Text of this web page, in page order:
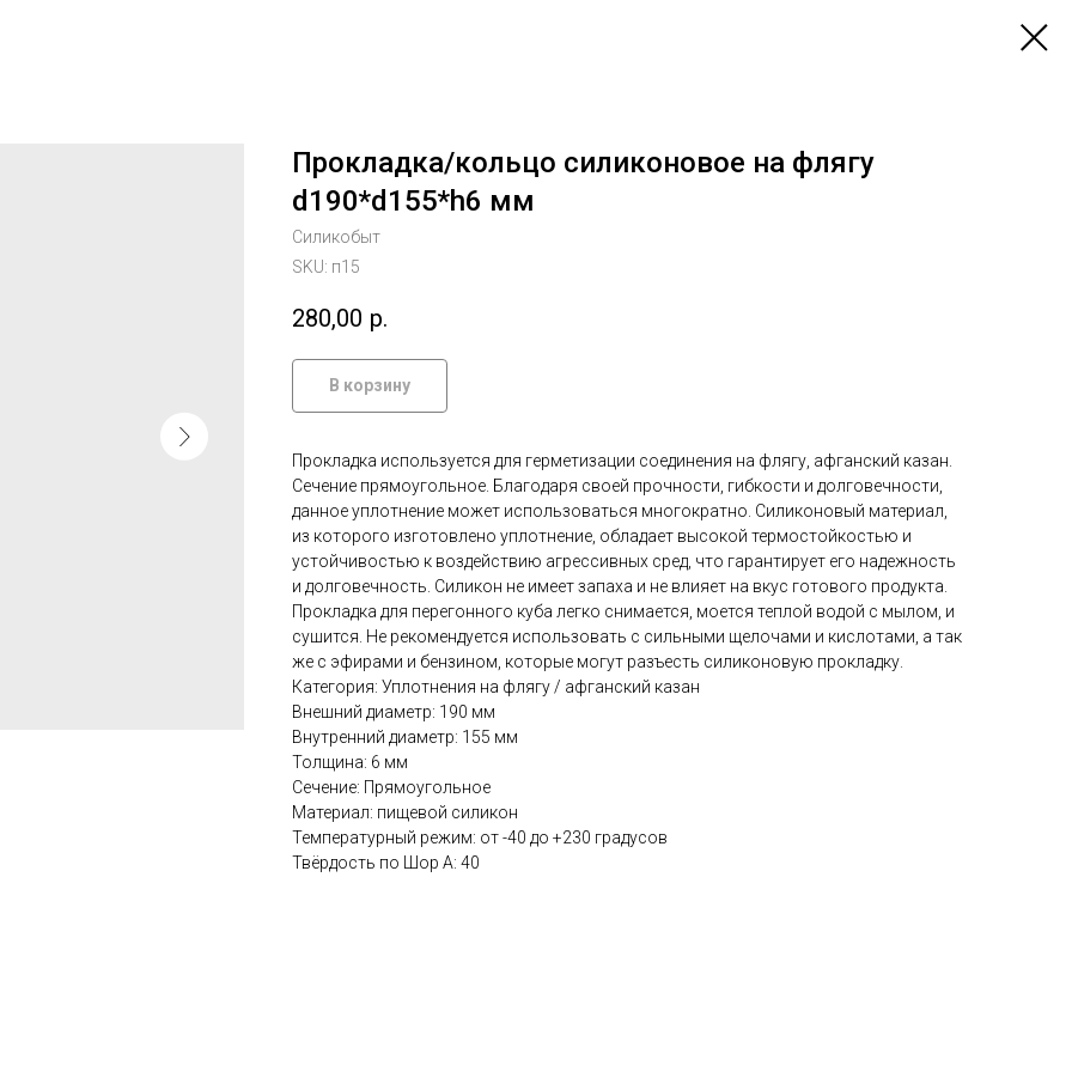
Прокладка/кольцо силиконовое на флягу
d190*d155*h6 мм
Силикобыт
SKU: п15
280,00 р.
В корзину
Прокладка используется для герметизации соединения на флягу, афганский казан.
Сечение прямоугольное. Благодаря своей прочности, гибкости и долговечности,
данное уплотнение может использоваться многократно. Силиконовый материал,
из которого изготовлено уплотнение, обладает высокой термостойкостью и
устойчивостью к воздействию агрессивных сред, что гарантирует его надежность
и долговечность. Силикон не имеет запаха и не влияет на вкус готового продукта.
Прокладка для перегонного куба легко снимается, моется теплой водой с мылом, и
сушится. Не рекомендуется использовать с сильными щелочами и кислотами, а так
же с эфирами и бензином, которые могут разъесть силиконовую прокладку.
Категория: Уплотнения на флягу / афганский казан
Внешний диаметр: 190 мм
Внутренний диаметр: 155 мм
Толщина: 6 мм
Сечение: Прямоугольное
Материал: пищевой силикон
Температурный режим: от -40 до +230 градусов
Твёрдость по Шор А: 40